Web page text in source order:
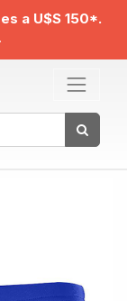
a U$S 150*.